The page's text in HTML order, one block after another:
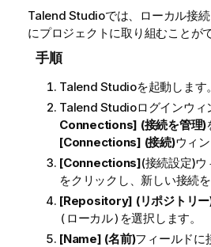
Talend Studioでは、ローカル接
にプロジェクトに取り組むことが
手順
Talend Studioを起動します。
Talend Studioログインウィ
Connections] (接続を管理)
[Connections] (接続)ウィ
[Connections](接続設定)
をクリックし、新しい接続を
[Repository] (リポジトリ
(ローカル) を選択します。
[Name] (名前)フィールドに